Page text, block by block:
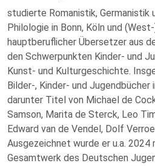
studierte Romanistik, Germanistik
Philologie in Bonn, Köln und
hauptberuflicher Übersetzer aus
den Schwerpunkten Kinder- und
Kunst- und Kulturgeschichte.
Bilder-, Kinder- und
darunter Titel von Michael de
Samson, Marita de Sterck, Leo
Edward van de Vendel, Dolf
Ausgezeichnet wurde er u.a. 2024
Gesamtwerk des Deutschen